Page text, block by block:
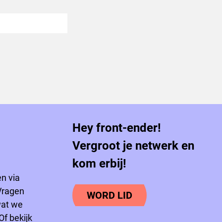
via
we
bekijk
Hey front-ender!
Vergroot je netwerk en
kom erbij!
WORD LID